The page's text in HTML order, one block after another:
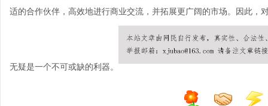
适的合作伙伴，高效地进行商业交流，并拓展更广阔的市场。因此，
无疑是一个不可或缺的利器。